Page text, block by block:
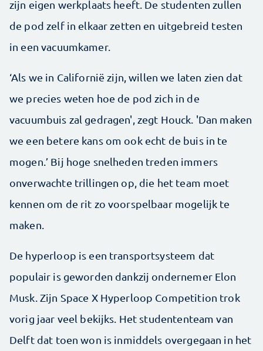
zijn eigen werkplaats heeft. De studenten zullen
de pod zelf in elkaar zetten en uitgebreid testen
in een vacuumkamer.
‘Als we in Californië zijn, willen we laten zien dat
we precies weten hoe de pod zich in de
vacuumbuis zal gedragen', zegt Houck. 'Dan maken
we een betere kans om ook echt de buis in te
mogen.’ Bij hoge snelheden treden immers
onverwachte trillingen op, die het team moet
kennen om de rit zo voorspelbaar mogelijk te
maken.
De hyperloop is een transportsysteem dat
populair is geworden dankzij ondernemer Elon
Musk. Zijn Space X Hyperloop Competition trok
vorig jaar veel bekijks. Het studententeam van
Delft dat toen won is inmiddels overgegaan in het